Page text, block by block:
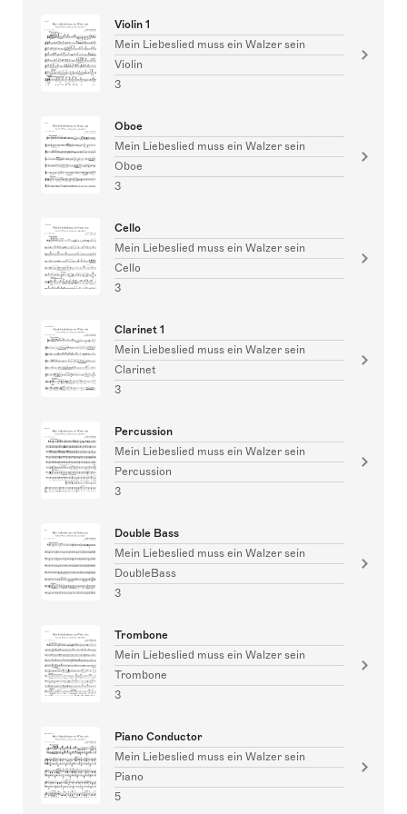
Violin 1
Mein Liebeslied muss ein Walzer sein
Violin
3
Oboe
Mein Liebeslied muss ein Walzer sein
Oboe
3
Cello
Mein Liebeslied muss ein Walzer sein
Cello
3
Clarinet 1
Mein Liebeslied muss ein Walzer sein
Clarinet
3
Percussion
Mein Liebeslied muss ein Walzer sein
Percussion
3
Double Bass
Mein Liebeslied muss ein Walzer sein
DoubleBass
3
Trombone
Mein Liebeslied muss ein Walzer sein
Trombone
3
Piano Conductor
Mein Liebeslied muss ein Walzer sein
Piano
5